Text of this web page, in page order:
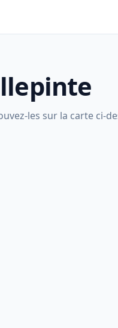
les sur la carte ci-